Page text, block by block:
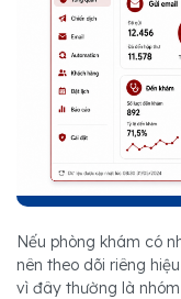
Nếu phòng khám có
nên theo dõi riêng
vì đây thường là